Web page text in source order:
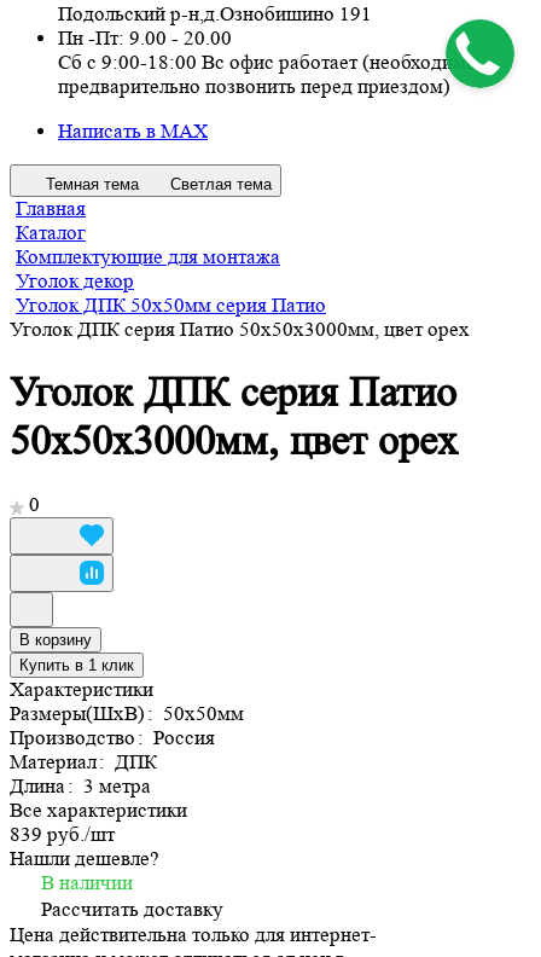
Подольский р-н,д.Ознобишино 191
Пн -Пт: 9.00 - 20.00
Сб с 9:00-18:00 Вс офис работает (необходимо
предварительно позвонить перед приездом)
Написать в MAX
Темная тема Светлая тема
Главная
Каталог
Комплектующие для монтажа
Уголок декор
Уголок ДПК 50х50мм серия Патио
Уголок ДПК серия Патио 50х50х3000мм, цвет орех
Уголок ДПК серия Патио
50х50х3000мм, цвет орех
0
В корзину
Купить в 1 клик
Характеристики
Размеры(ШхВ): 50х50мм
Производство: Россия
Материал: ДПК
Длина: 3 метра
Все характеристики
839 руб./шт
Нашли дешевле?
В наличии
Рассчитать доставку
Цена действительна только для интернет-